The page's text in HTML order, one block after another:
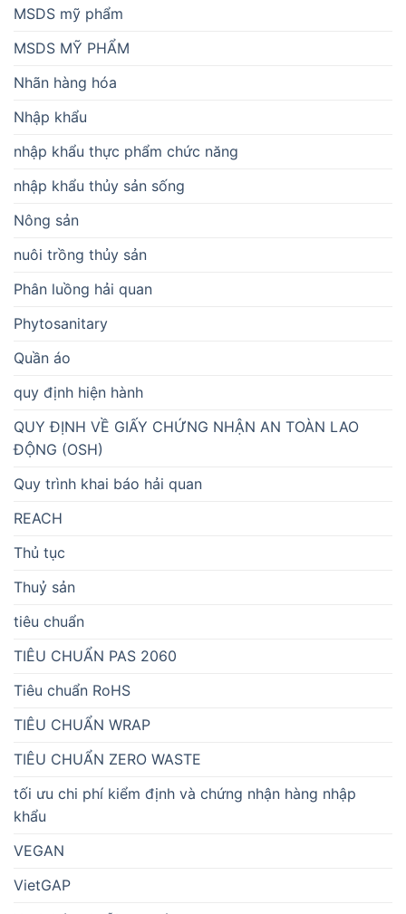
MSDS mỹ phẩm
MSDS MỸ PHẨM
Nhãn hàng hóa
Nhập khẩu
nhập khẩu thực phẩm chức năng
nhập khẩu thủy sản sống
Nông sản
nuôi trồng thủy sản
Phân luồng hải quan
Phytosanitary
Quần áo
quy định hiện hành
QUY ĐỊNH VỀ GIẤY CHỨNG NHẬN AN TOÀN LAO
ĐỘNG (OSH)
Quy trình khai báo hải quan
REACH
Thủ tục
Thuỷ sản
tiêu chuẩn
TIÊU CHUẨN PAS 2060
Tiêu chuẩn RoHS
TIÊU CHUẨN WRAP
TIÊU CHUẨN ZERO WASTE
tối ưu chi phí kiểm định và chứng nhận hàng nhập
khẩu
VEGAN
VietGAP